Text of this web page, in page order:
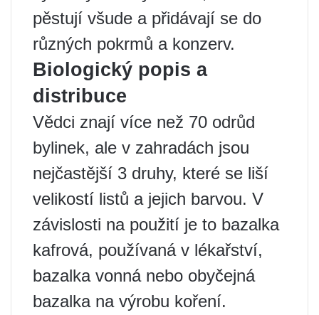
pěstují všude a přidávají se do
různých pokrmů a konzerv.
Biologický popis a
distribuce
Vědci znají více než 70 odrůd
bylinek, ale v zahradách jsou
nejčastější 3 druhy, které se liší
velikostí listů a jejich barvou. V
závislosti na použití je to bazalka
kafrová, používaná v lékařství,
bazalka vonná nebo obyčejná
bazalka na výrobu koření.